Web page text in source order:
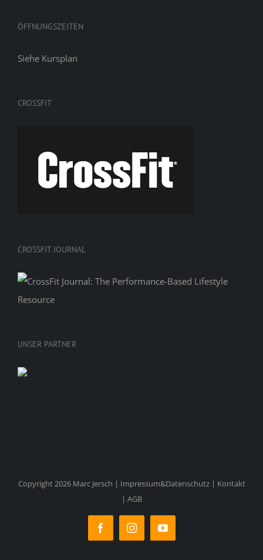
ÖFFNUNGSZEITEN
Siehe Kursplan
CROSSFIT
CROSSFIT JOURNAL
UNSER PARTNER
Copyright 2026 Marc Jersch | Impressum&Datenschutz| Kontakt
| AGB
FacebookInstagramYouTube